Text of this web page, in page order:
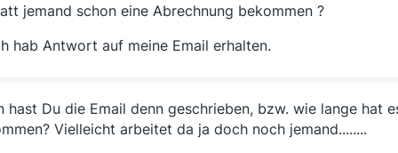
ausgesprochene Kündigung erfolgt zum 01.10.2021
Ziffer 3.2 der Allgemeinen Geschäftsbedingungen zu
freundlichen Grüßen
jemand schon eine Abrechnung bekommen ?
hab Antwort auf meine Email erhalten.
hast Du die Email denn geschrieben, bzw. wie lange
Vielleicht arbeitet da ja doch noch jemand........